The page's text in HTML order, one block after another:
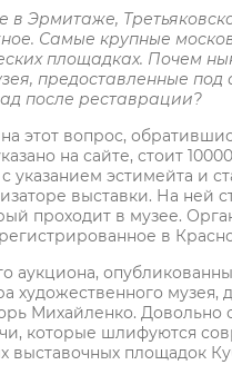
в Эрмитаже,
Самые крупные
площадках. Почем
предоставленные
после реставрации?
этот вопрос,
на сайте, стоит
с указанием эстимейта
выставки. На ней
проходит в музее.
в
аукциона,
художественного музея,
Михайленко.
которые шлифуются
выставочных площадок